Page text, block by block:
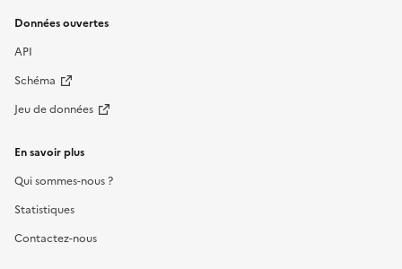
Données ouvertes
API
Schéma
Jeu de données
En savoir plus
Qui sommes-nous ?
Statistiques
Contactez-nous